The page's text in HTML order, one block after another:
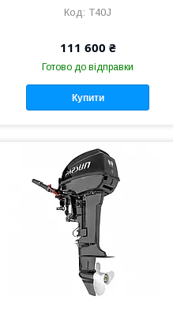
T40J
111 600 ₴
Готово до відправки
Купити